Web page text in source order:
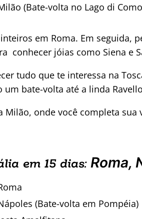
(Bate-volta no Lago di
em Roma. Em seguida,
conhecer jóias como Siena e
tudo que te interessa na
um bate-volta até a linda
Milão, onde você completa
em 15 dias: Roma,
(Bate-volta em Pompéia)